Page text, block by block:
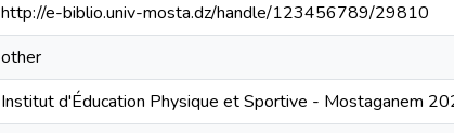
http://e-biblio.univ-mosta.dz/handle/123456789/29810
other
Institut d'Éducation Physique et Sportive - Mostaganem